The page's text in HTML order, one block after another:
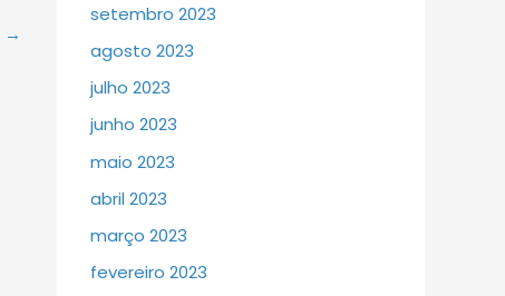
→
setembro 2023
agosto 2023
julho 2023
junho 2023
maio 2023
abril 2023
março 2023
fevereiro 2023